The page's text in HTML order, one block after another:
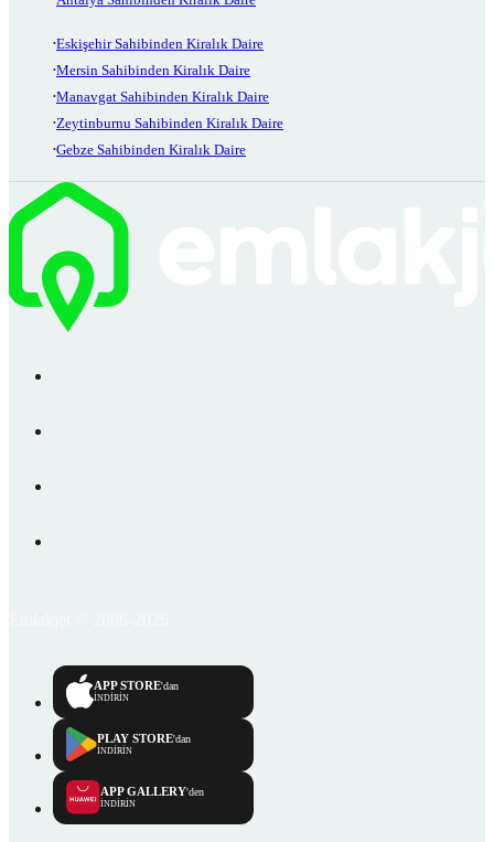
Eskişehir Sahibinden Kiralık Daire
Mersin Sahibinden Kiralık Daire
Manavgat Sahibinden Kiralık Daire
Zeytinburnu Sahibinden Kiralık Daire
Gebze Sahibinden Kiralık Daire
APP STORE'dan
İNDİRİN
PLAY STORE'dan
İNDİRİN
APP GALLERY'den
İNDİRİN